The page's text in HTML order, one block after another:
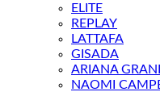
ELITE
REPLAY
LATTAFA
GISADA
ARIANA
NAOMI